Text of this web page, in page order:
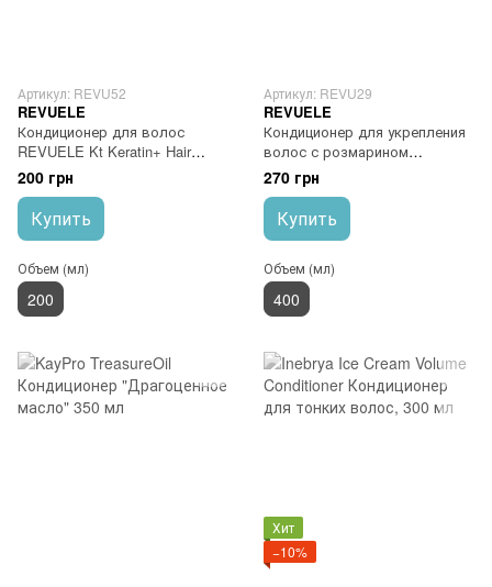
Артикул: REVU52
REVUELE
Кондиционер для волос
REVUELE Kt Keratin+ Hair
Conditioner
200 грн
Купить
Объем (мл)
200
Артикул: REVU29
REVUELE
Кондиционер для укрепления
волос с розмарином
REVUELE Rosemary
Strengthening Conditioner
270 грн
Купить
Объем (мл)
400
Хит
−10%